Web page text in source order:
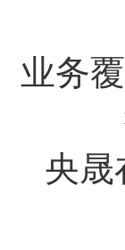
业务
央晟